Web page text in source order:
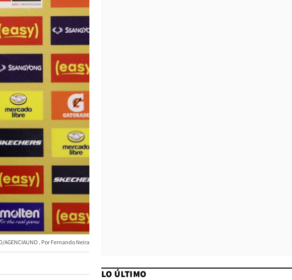
AGENCIAUNO Fernando Neira
LO ÚLTIMO